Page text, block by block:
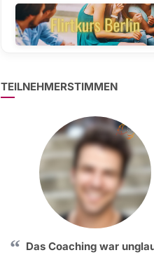
TEILNEHMERSTIMMEN
Das Coaching war